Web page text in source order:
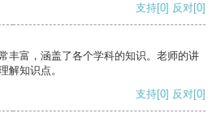
支持[0] 反对[0]
丰富，涵盖了各个学科的知识。老师的讲
解知识点。
支持[0] 反对[0]